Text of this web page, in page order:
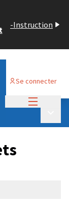
-Instruction
Se connecter